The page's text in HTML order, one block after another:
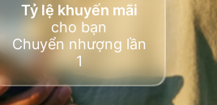
Tỷ lệ khuyến mãi
cho bạn
Chuyển nhượng lần
1